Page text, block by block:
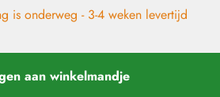
is onderweg - 3-4 weken levertijd
aan winkelmandje